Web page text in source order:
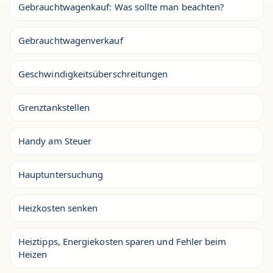
Gebrauchtwagenkauf: Was sollte man beachten?
Gebrauchtwagenverkauf
Geschwindigkeitsüberschreitungen
Grenztankstellen
Handy am Steuer
Hauptuntersuchung
Heizkosten senken
Heiztipps, Energiekosten sparen und Fehler beim
Heizen